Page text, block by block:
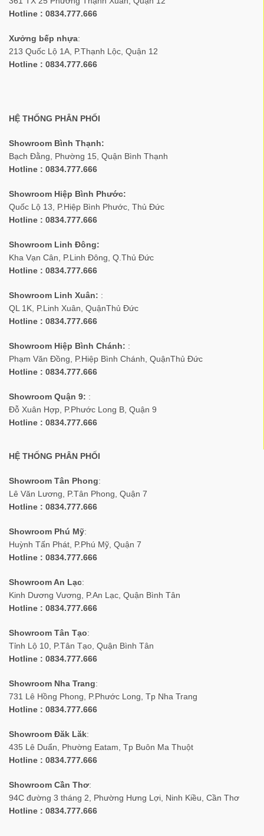
Hotline : 0834.777.666
Xưởng bếp nhựa:
213 Quốc Lộ 1A, P.Thạnh Lộc, Quận 12
Hotline : 0834.777.666
HỆ THỐNG PHÂN PHỐI
Showroom Bình Thạnh:
Bạch Đằng, Phường 15, Quận Bình Thạnh
Hotline : 0834.777.666
Showroom Hiệp Bình Phước:
Quốc Lộ 13, P.Hiệp Bình Phước, Thủ Đức
Hotline : 0834.777.666
Showroom Linh Đông:
Kha Vạn Cân, P.Linh Đông, Q.Thủ Đức
Hotline : 0834.777.666
Showroom Linh Xuân: :
QL 1K, P.Linh Xuân, QuậnThủ Đức
Hotline : 0834.777.666
Showroom Hiệp Bình Chánh: :
Phạm Văn Đồng, P.Hiệp Bình Chánh, QuậnThủ Đức
Hotline : 0834.777.666
Showroom Quận 9: :
Đỗ Xuân Hợp, P.Phước Long B, Quận 9
Hotline : 0834.777.666
HỆ THỐNG PHÂN PHỐI
Showroom Tân Phong:
Lê Văn Lương, P.Tân Phong, Quận 7
Hotline : 0834.777.666
Showroom Phú Mỹ:
Huỳnh Tấn Phát, P.Phú Mỹ, Quận 7
Hotline : 0834.777.666
Showroom An Lạc:
Kinh Dương Vương, P.An Lạc, Quận Bình Tân
Hotline : 0834.777.666
Showroom Tân Tạo:
Tỉnh Lộ 10, P.Tân Tạo, Quận Bình Tân
Hotline : 0834.777.666
Showroom Nha Trang:
731 Lê Hồng Phong, P.Phước Long, Tp Nha Trang
Hotline : 0834.777.666
Showroom Đăk Lăk:
435 Lê Duẩn, Phường Eatam, Tp Buôn Ma Thuột
Hotline : 0834.777.666
Showroom Cần Thơ:
94C đường 3 tháng 2, Phường Hưng Lợi, Ninh Kiều, Cần Thơ
Hotline : 0834.777.666